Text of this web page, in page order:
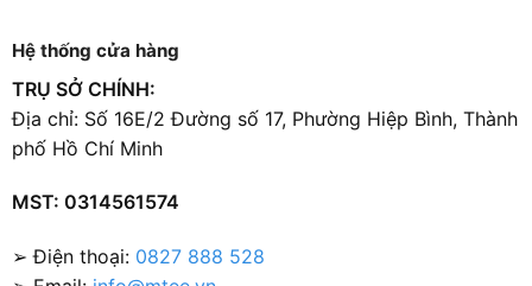
Hệ thống cửa hàng
TRỤ SỞ CHÍNH:
Địa chỉ: Số 16E/2 Đường số 17, Phường Hiệp Bình, Thành
phố Hồ Chí Minh
MST: 0314561574
➢ Điện thoại: 0827 888 528